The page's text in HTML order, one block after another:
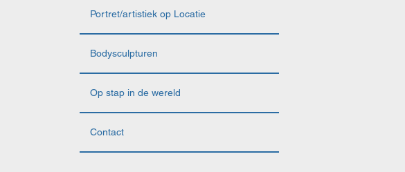
Portret/artistiek op Locatie
Bodysculpturen
Op stap in de wereld
Contact